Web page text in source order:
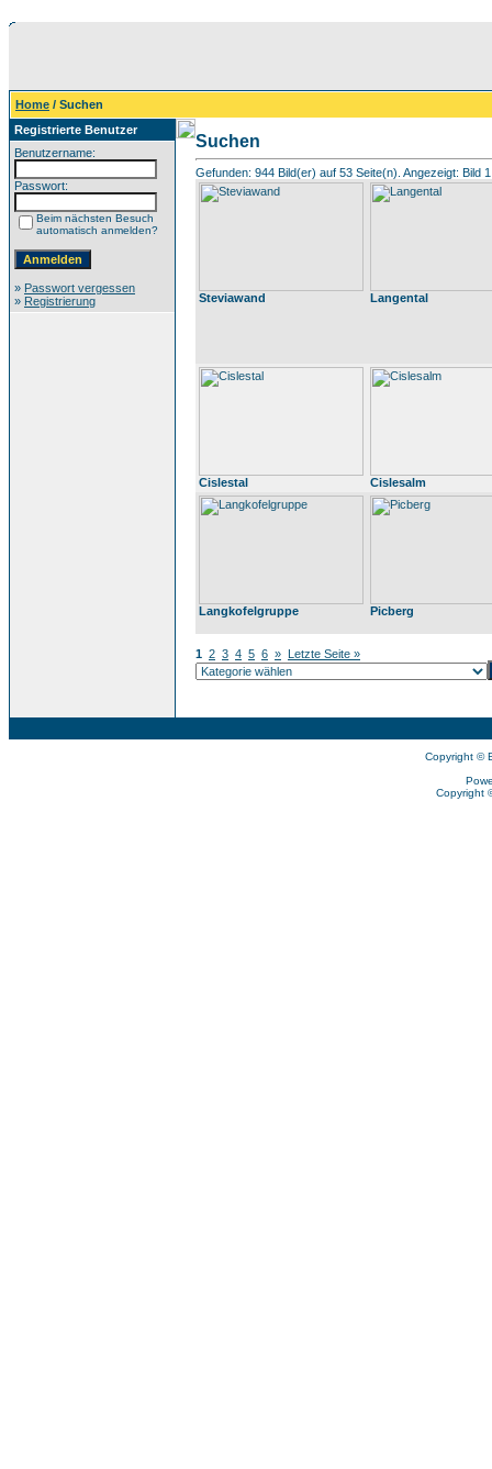
Home / Suchen
Registrierte Benutzer
Benutzername:
Passwort:
Beim nächsten Besuch
automatisch anmelden?
» Passwort vergessen
» Registrierung
Suchen
Gefunden: 944 Bild(er) auf 53 Seite(n). Angezeigt: Bild
Steviawand Langental
Cislestal Cislesalm
Langkofelgruppe Picberg
1 2 3 4 5 6 » Letzte Seite »
Copyright ©
Copyright